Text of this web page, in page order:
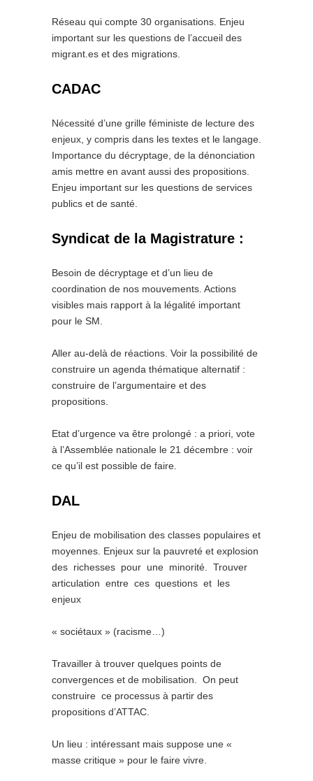
Réseau qui compte 30 organisations. Enjeu
important sur les questions de l’accueil des
migrant.es et des migrations.
CADAC
Nécessité d’une grille féministe de lecture des
enjeux, y compris dans les textes et le langage.
Importance du décryptage, de la dénonciation
amis mettre en avant aussi des propositions.
Enjeu important sur les questions de services
publics et de santé.
Syndicat de la Magistrature :
Besoin de décryptage et d’un lieu de
coordination de nos mouvements. Actions
visibles mais rapport à la légalité important
pour le SM.
Aller au-delà de réactions. Voir la possibilité de
construire un agenda thématique alternatif :
construire de l’argumentaire et des
propositions.
Etat d’urgence va être prolongé : a priori, vote
à l’Assemblée nationale le 21 décembre : voir
ce qu’il est possible de faire.
DAL
Enjeu de mobilisation des classes populaires et
moyennes. Enjeux sur la pauvreté et explosion
des richesses pour une minorité. Trouver
articulation entre ces questions et les
enjeux
« sociétaux » (racisme…)
Travailler à trouver quelques points de
convergences et de mobilisation. On peut
construire ce processus à partir des
propositions d’ATTAC.
Un lieu : intéressant mais suppose une «
masse critique » pour le faire vivre.